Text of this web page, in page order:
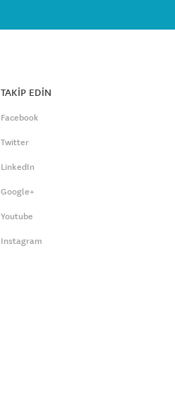
TAKİP EDİN
Facebook
Twitter
LinkedIn
Google+
Youtube
Instagram